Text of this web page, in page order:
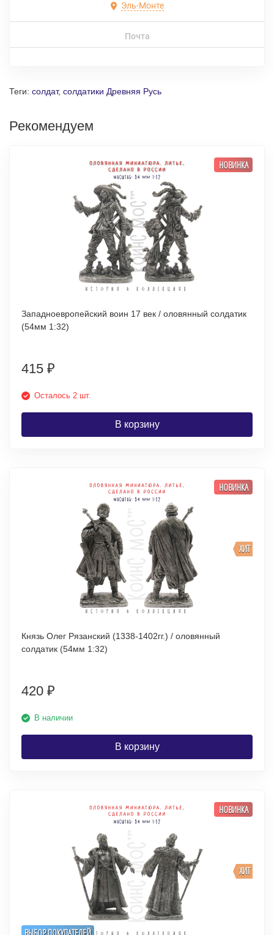
Эль-Монте
Почта
Теги: солдат, солдатики Древняя Русь
Рекомендуем
НОВИНКА
Западноевропейский воин 17 век / оловянный солдатик
(54мм 1:32)
415 ₽
Осталось 2 шт.
В корзину
ХИТ
НОВИНКА
Князь Олег Рязанский (1338-1402гг.) / оловянный
солдатик (54мм 1:32)
420 ₽
В наличии
В корзину
ВЫБОР ПОКУПАТЕЛЕЙ
ХИТ
НОВИНКА